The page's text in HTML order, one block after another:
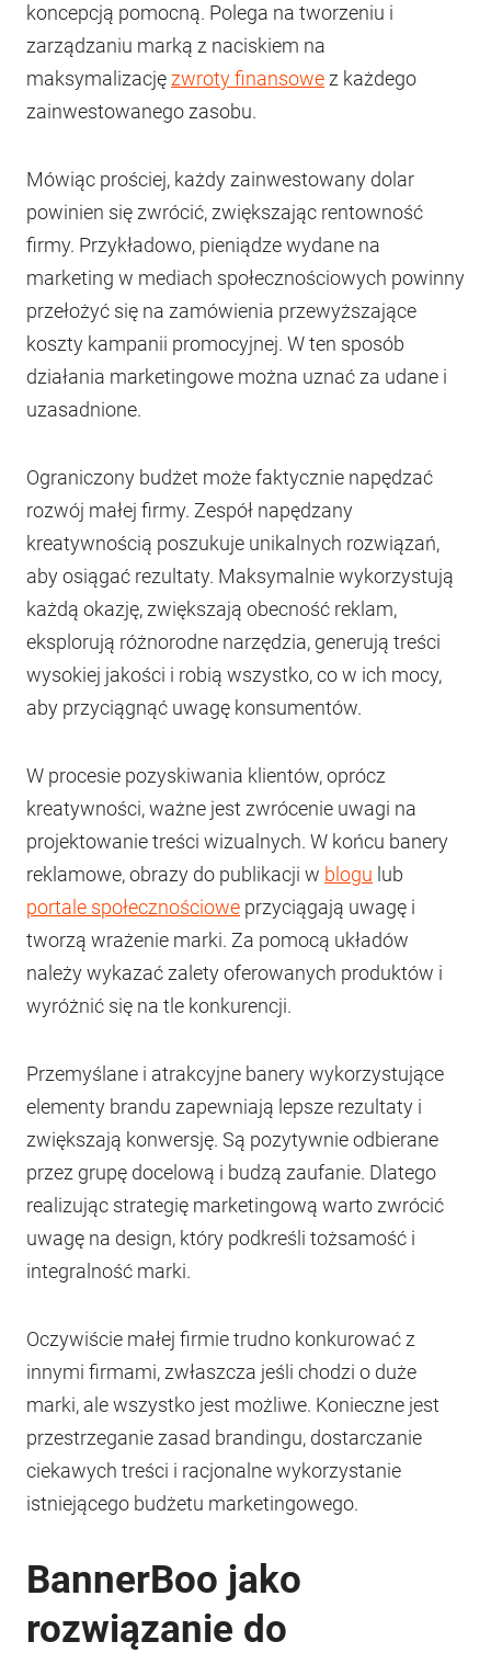
koncepcją pomocną. Polega na tworzeniu i
zarządzaniu marką z naciskiem na
maksymalizację zwroty finansowe z każdego
zainwestowanego zasobu.
Mówiąc prościej, każdy zainwestowany dolar
powinien się zwrócić, zwiększając rentowność
firmy. Przykładowo, pieniądze wydane na
marketing w mediach społecznościowych powinny
przełożyć się na zamówienia przewyższające
koszty kampanii promocyjnej. W ten sposób
działania marketingowe można uznać za udane i
uzasadnione.
Ograniczony budżet może faktycznie napędzać
rozwój małej firmy. Zespół napędzany
kreatywnością poszukuje unikalnych rozwiązań,
aby osiągać rezultaty. Maksymalnie wykorzystują
każdą okazję, zwiększają obecność reklam,
eksplorują różnorodne narzędzia, generują treści
wysokiej jakości i robią wszystko, co w ich mocy,
aby przyciągnąć uwagę konsumentów.
W procesie pozyskiwania klientów, oprócz
kreatywności, ważne jest zwrócenie uwagi na
projektowanie treści wizualnych. W końcu banery
reklamowe, obrazy do publikacji w blogu lub
portale społecznościowe przyciągają uwagę i
tworzą wrażenie marki. Za pomocą układów
należy wykazać zalety oferowanych produktów i
wyróżnić się na tle konkurencji.
Przemyślane i atrakcyjne banery wykorzystujące
elementy brandu zapewniają lepsze rezultaty i
zwiększają konwersję. Są pozytywnie odbierane
przez grupę docelową i budzą zaufanie. Dlatego
realizując strategię marketingową warto zwrócić
uwagę na design, który podkreśli tożsamość i
integralność marki.
Oczywiście małej firmie trudno konkurować z
innymi firmami, zwłaszcza jeśli chodzi o duże
marki, ale wszystko jest możliwe. Konieczne jest
przestrzeganie zasad brandingu, dostarczanie
ciekawych treści i racjonalne wykorzystanie
istniejącego budżetu marketingowego.
BannerBoo jako
rozwiązanie do